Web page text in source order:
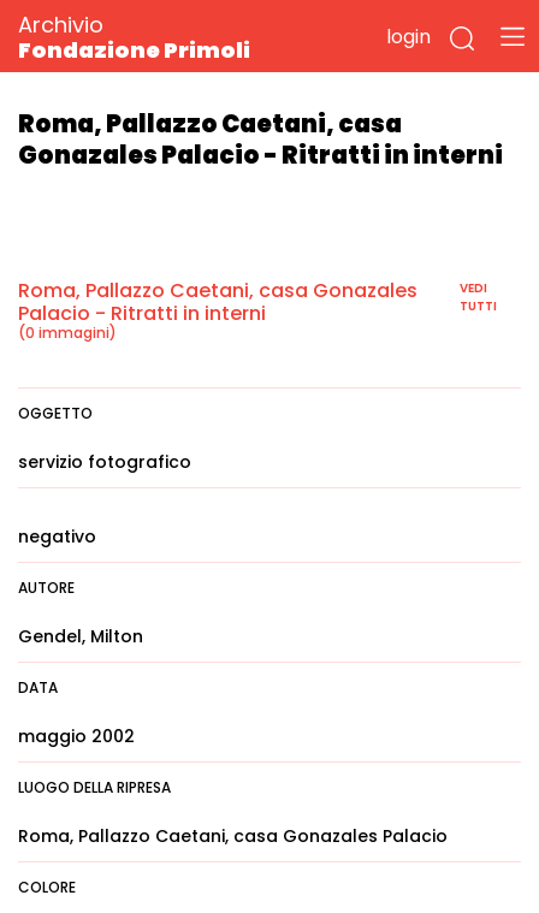
Archivio
Fondazione Primoli
login
Roma, Pallazzo Caetani, casa
Gonazales Palacio - Ritratti in interni
Roma, Pallazzo Caetani, casa Gonazales
Palacio - Ritratti in interni
(0 immagini)
VEDI
TUTTI
OGGETTO
servizio fotografico
negativo
AUTORE
Gendel, Milton
DATA
maggio 2002
LUOGO DELLA RIPRESA
Roma, Pallazzo Caetani, casa Gonazales Palacio
COLORE